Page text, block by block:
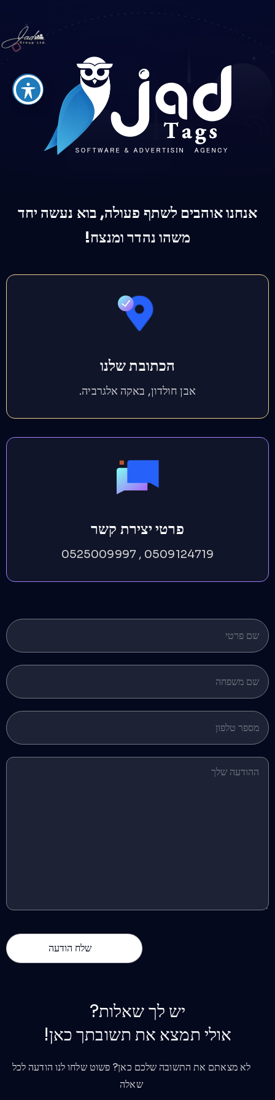
אנחנו אוהבים לשתף פעולה, בוא נעשה יחד
משהו נהדר ומנצח!
הכתובת שלנו
אבן חולדון, באקה אלגרביה.
פרטי יצירת קשר
0509124719 , 0525009997
יש לך שאלות?
אולי תמצא את תשובתך כאן!
לא מצאתם את התשובה שלכם כאן? פשוט שלחו לנו הודעה לכל
שאלה